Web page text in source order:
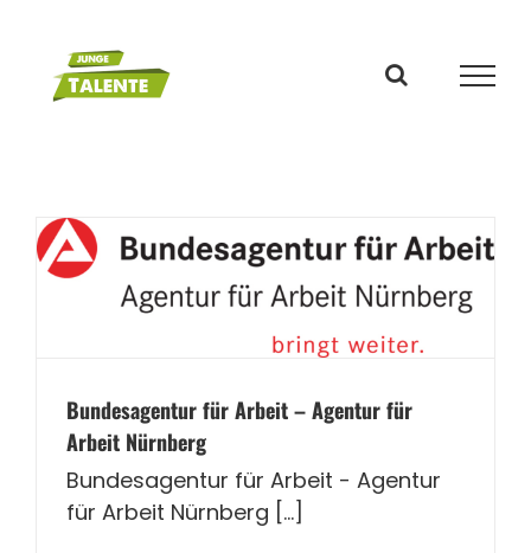
springen
Bundesagentur für Arbeit – Agentur für
Arbeit Nürnberg
Bundesagentur für Arbeit - Agentur
für Arbeit Nürnberg [...]